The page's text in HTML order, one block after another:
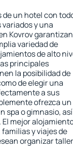
un hotel con
y una
Kovrov
variedad de
de alto
principales
la posibilidad de
de elegir una
a sus
ofrezca un
spa o gimnasio, así
mejor
y viajes de
organizar